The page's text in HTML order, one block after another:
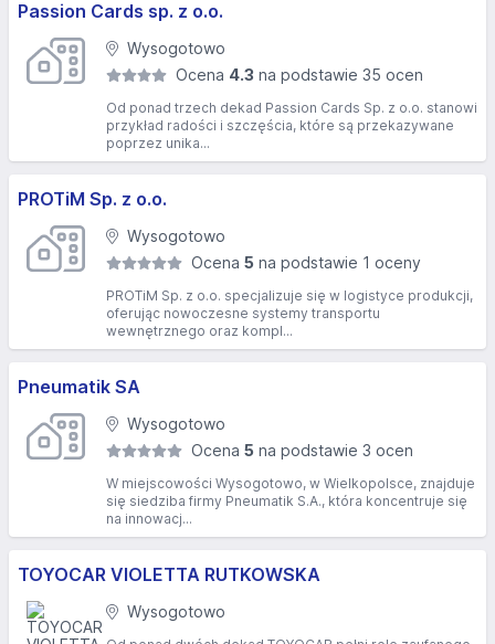
Passion Cards sp. z o.o.
Wysogotowo
Ocena 4.3 na podstawie 35 ocen
Od ponad trzech dekad Passion Cards Sp. z o.o. stanowi
przykład radości i szczęścia, które są przekazywane
poprzez unika...
PROTiM Sp. z o.o.
Wysogotowo
Ocena 5 na podstawie 1 oceny
PROTiM Sp. z o.o. specjalizuje się w logistyce produkcji,
oferując nowoczesne systemy transportu
wewnętrznego oraz kompl...
Pneumatik SA
Wysogotowo
Ocena 5 na podstawie 3 ocen
W miejscowości Wysogotowo, w Wielkopolsce, znajduje
się siedziba firmy Pneumatik S.A., która koncentruje się
na innowacj...
TOYOCAR VIOLETTA RUTKOWSKA
Wysogotowo